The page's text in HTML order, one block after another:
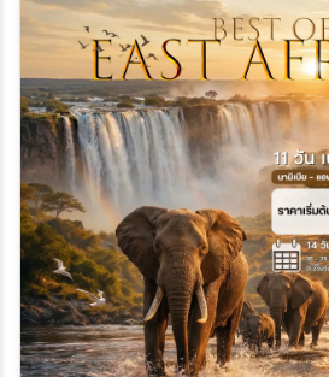
โซน
ประเทศ
เมือง
สายการบิน
ตั้งแต่วันที่